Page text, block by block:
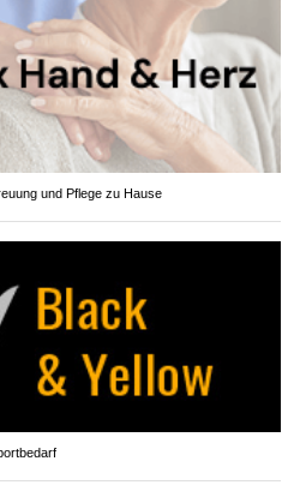
und Pflege zu Hause